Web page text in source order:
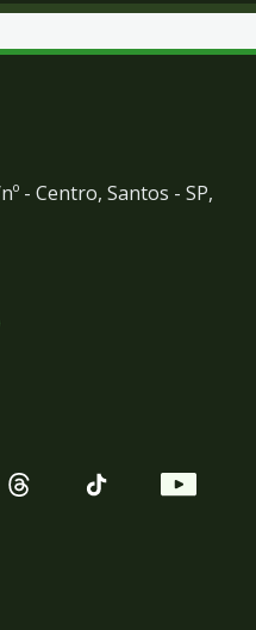
- Centro, Santos - SP,